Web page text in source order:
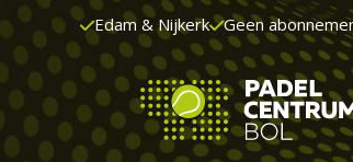
Edam & Nijkerk Geen